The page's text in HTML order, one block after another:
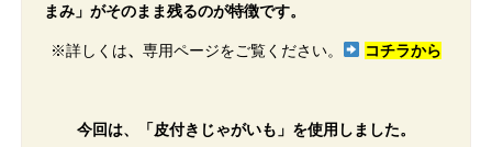
まみ」がそのまま残るのが特徴です。
※詳しくは、専用ページをご覧ください。 コチラから
今回は、「皮付きじゃがいも」を使用しました。